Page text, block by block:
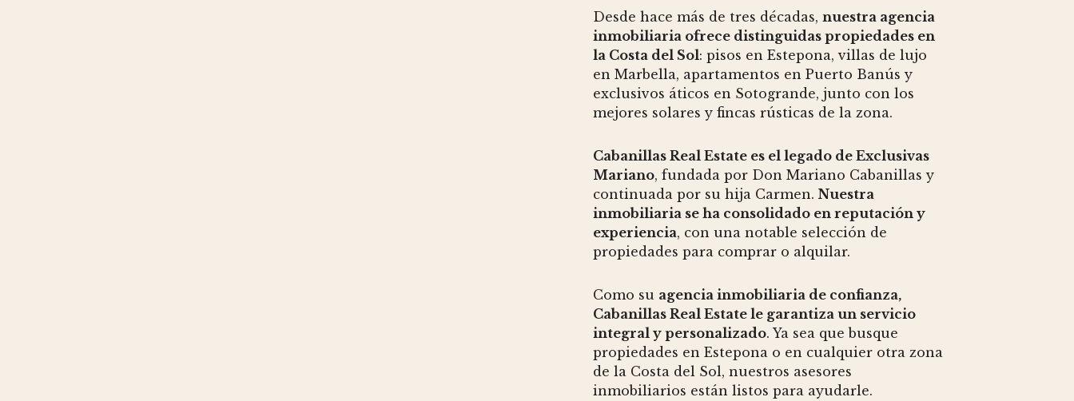
Desde hace más de tres décadas, nuestra agencia
inmobiliaria ofrece distinguidas propiedades en
la Costa del Sol: pisos en Estepona, villas de lujo
en Marbella, apartamentos en Puerto Banús y
exclusivos áticos en Sotogrande, junto con los
mejores solares y fincas rústicas de la zona.
Cabanillas Real Estate es el legado de Exclusivas
Mariano, fundada por Don Mariano Cabanillas y
continuada por su hija Carmen. Nuestra
inmobiliaria se ha consolidado en reputación y
experiencia, con una notable selección de
propiedades para comprar o alquilar.
Como su agencia inmobiliaria de confianza,
Cabanillas Real Estate le garantiza un servicio
integral y personalizado. Ya sea que busque
propiedades en Estepona o en cualquier otra zona
de la Costa del Sol, nuestros asesores
inmobiliarios están listos para ayudarle.